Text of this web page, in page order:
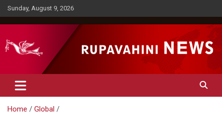
Skip
to
content
Sunday, August 9, 2026
Rupavahini News
Home
Global